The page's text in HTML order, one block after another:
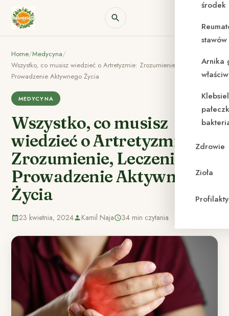
środek
Arnika
Zdrowie
Zioła
Home/Medycyna/
Wszystko, co musisz wiedzieć o Artretyzmie: Zrozumienie, Leczenie i
Prowadzenie Aktywnego Życia
MEDYCYNA
Wszystko, co musisz
wiedzieć o Artretyzmie:
Zrozumienie, Leczenie i
Prowadzenie Aktywnego
Życia
23 kwietnia, 2024 Kamil Naja 34 min czytania